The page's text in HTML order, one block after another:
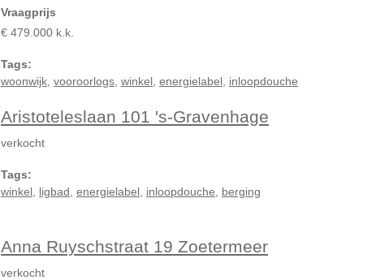
Vraagprijs
€ 479.000 k.k.
Tags:
woonwijk vooroorlogs winkel energielabel inloopdouche
Aristoteleslaan 101 's-Gravenhage
verkocht
Tags:
winkel ligbad energielabel inloopdouche berging
Anna Ruyschstraat 19 Zoetermeer
verkocht